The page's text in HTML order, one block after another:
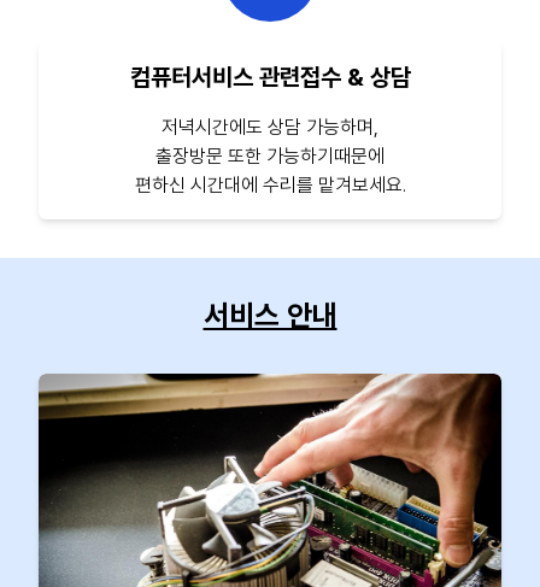
컴퓨터서비스 관련접수 & 상담
저녁시간에도 상담 가능하며,
출장방문 또한 가능하기때문에
편하신 시간대에 수리를 맡겨보세요.
서비스 안내